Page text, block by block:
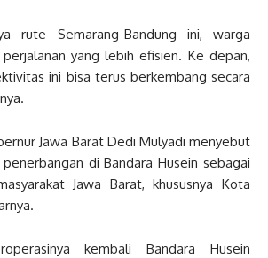
rute Semarang-Bandung ini, warga
yang lebih efisien. Ke depan,
ini bisa terus berkembang secara
Jawa Barat Dedi Mulyadi menyebut
di Bandara Husein sebagai
Jawa Barat, khususnya Kota
kembali Bandara Husein